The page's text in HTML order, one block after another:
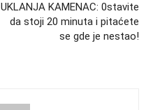
UKLANJA KAMENAC: 0stavite
da stoji 20 minuta i pitaćete
se gde je nestao!